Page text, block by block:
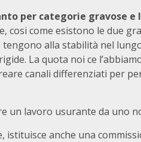
per categorie gravose
cosi come esistono le due
alla stabilità nel
La quota noi ce
canali differenziati per
un lavoro usurante da uno
istituisce anche una